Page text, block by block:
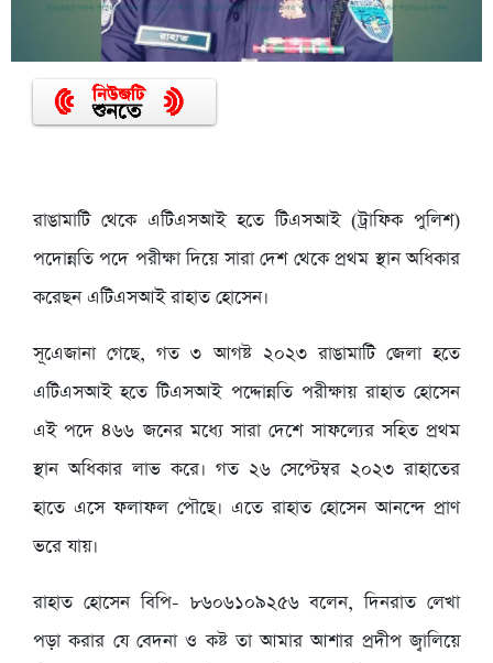
রাঙামাটি থেকে এটিএসআই হতে টিএসআই (ট্রাফিক পুলিশ)
পদোন্নতি পদে পরীক্ষা দিয়ে সারা দেশ থেকে প্রথম স্থান অধিকার
করেছন এটিএসআই রাহাত হোসেন।
সূএেজানা গেছে, গত ৩ আগষ্ট ২০২৩ রাঙামাটি জেলা হতে
এটিএসআই হতে টিএসআই পদ্দোন্নতি পরীক্ষায় রাহাত হোসেন
এই পদে ৪৬৬ জনের মধ্যে সারা দেশে সাফল্যের সহিত প্রথম
স্থান অধিকার লাভ করে। গত ২৬ সেপ্টেম্বর ২০২৩ রাহাতের
হাতে এসে ফলাফল পৌছে। এতে রাহাত হোসেন আনন্দে প্রাণ
ভরে যায়।
রাহাত হোসেন বিপি- ৮৬০৬১০৯২৫৬ বলেন, দিনরাত লেখা
পড়া করার যে বেদনা ও কষ্ট তা আমার আশার প্রদীপ জ্বালিয়ে